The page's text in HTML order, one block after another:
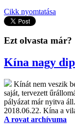
Cikk nyomtatása
Ezt olvasta már?
Kína nagy
Kínát nem veszik
saját, tervezett
pályázat már nyitva
2018.06.22. Kína a
A rovat archívuma